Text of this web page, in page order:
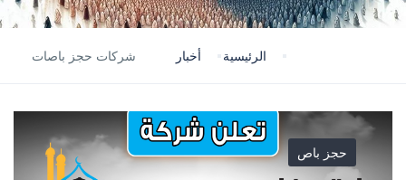
الرئيسية أخبار شركات حجز باصات
حجز باص